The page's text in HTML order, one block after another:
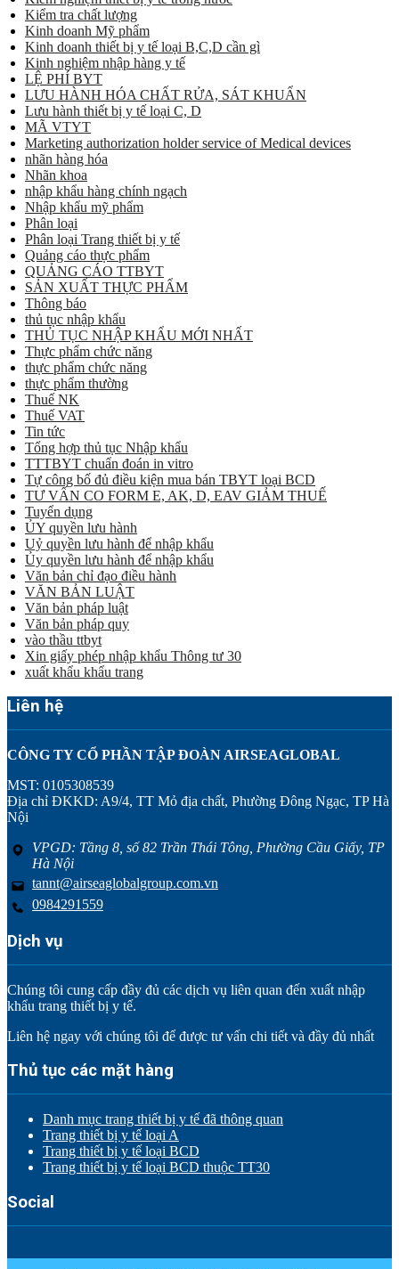
Kiểm tra chất lượng
Kinh doanh Mỹ phẩm
Kinh doanh thiết bị y tế loại B,C,D cần gì
Kinh nghiệm nhập hàng y tế
LỆ PHÍ BYT
LƯU HÀNH HÓA CHẤT RỬA, SÁT KHUẨN
Lưu hành thiết bị y tế loại C, D
MÃ VTYT
Marketing authorization holder service of Medical devices
nhãn hàng hóa
Nhãn khoa
nhập khẩu hàng chính ngạch
Nhập khẩu mỹ phẩm
Phân loại
Phân loại Trang thiết bị y tế
Quảng cáo thực phẩm
QUẢNG CÁO TTBYT
SẢN XUẤT THỰC PHẨM
Thông báo
thủ tục nhập khẩu
THỦ TỤC NHẬP KHẨU MỚI NHẤT
Thực phẩm chức năng
thực phẩm chức năng
thực phẩm thường
Thuế NK
Thuế VAT
Tin tức
Tổng hợp thủ tục Nhập khẩu
TTTBYT chuẩn đoán in vitro
Tự công bố đủ điều kiện mua bán TBYT loại BCD
TƯ VẤN CO FORM E, AK, D, EAV GIẢM THUẾ
Tuyển dụng
ỦY quyền lưu hành
Uỷ quyền lưu hành để nhập khẩu
Ủy quyền lưu hành để nhập khẩu
Văn bản chỉ đạo điều hành
VĂN BẢN LUẬT
Văn bản pháp luật
Văn bản pháp quy
vào thầu ttbyt
Xin giấy phép nhập khẩu Thông tư 30
xuất khẩu khẩu trang
Liên hệ
CÔNG TY CỔ PHẦN TẬP ĐOÀN AIRSEAGLOBAL
MST: 0105308539
Địa chỉ ĐKKD: A9/4, TT Mỏ địa chất, Phường Đông Ngạc, TP Hà
Nội
VPGD: Tầng 8, số 82 Trần Thái Tông, Phường Cầu Giấy, TP
Hà Nội
tannt@airseaglobalgroup.com.vn
0984291559
Dịch vụ
Chúng tôi cung cấp đầy đủ các dịch vụ liên quan đến xuất nhập
khẩu trang thiết bị y tế.
Liên hệ ngay với chúng tôi để được tư vấn chi tiết và đầy đủ nhất
Thủ tục các mặt hàng
Danh mục trang thiết bị y tế đã thông quan
Trang thiết bị y tế loại A
Trang thiết bị y tế loại BCD
Trang thiết bị y tế loại BCD thuộc TT30
Social